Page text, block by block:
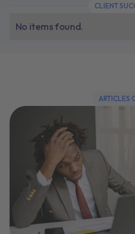
CLIENT
No items found.
ARTICLES